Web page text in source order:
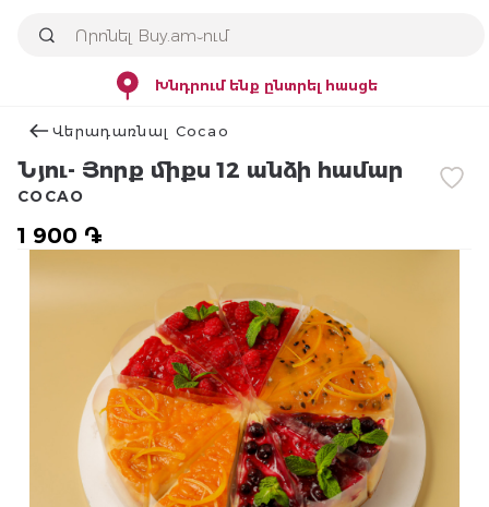
Խնդրում ենք ընտրել հասցե
Վերադառնալ Cocao
Նյու- Յորք միքս 12 անձի համար
1 900 ֏
COCAO